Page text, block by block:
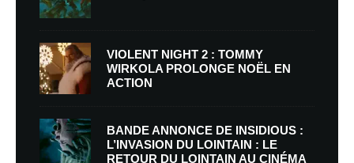
VIOLENT NIGHT 2 : TOMMY
WIRKOLA PROLONGE NOËL EN
ACTION
BANDE ANNONCE DE INSIDIOUS :
L’INVASION DU LOINTAIN : LE
RETOUR DU LOINTAIN AU CINÉMA